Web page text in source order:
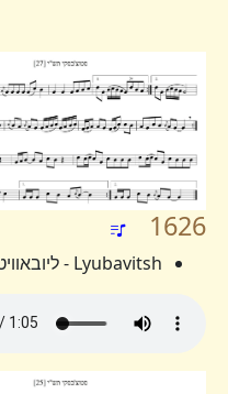
1626
Lyubavitsh - ליובאוויטש